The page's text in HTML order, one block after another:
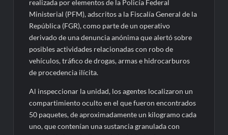
realizada por elementos de la Policía Federal
Ministerial (PFM), adscritos a la Fiscalía General de la
República (FGR), como parte de un operativo
derivado de una denuncia anónima que alertó sobre
posibles actividades relacionadas con robo de
vehículos, tráfico de drogas, armas e hidrocarburos
de procedencia ilícita.
Al inspeccionar la unidad, los agentes localizaron un
compartimiento oculto en el que fueron encontrados
50 paquetes, de aproximadamente un kilogramo cada
uno, que contenían una sustancia granulada con